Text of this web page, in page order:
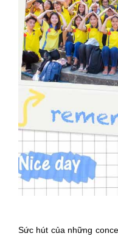
Sức hút của những